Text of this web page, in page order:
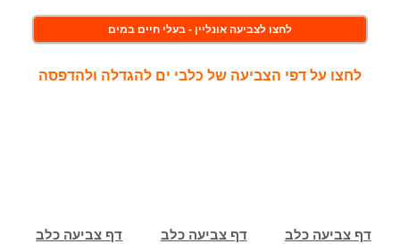
לחצו לצביעה אונליין - בעלי חיים במים
לחצו על דפי הצביעה של כלבי ים להגדלה ולהדפסה
דף צביעה כלב
דף צביעה כלב
דף צביעה כלב